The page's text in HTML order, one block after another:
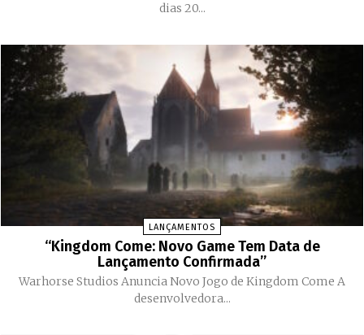
dias 20...
LANÇAMENTOS
“Kingdom Come: Novo Game Tem Data de
Lançamento Confirmada”
Warhorse Studios Anuncia Novo Jogo de Kingdom Come A
desenvolvedora...